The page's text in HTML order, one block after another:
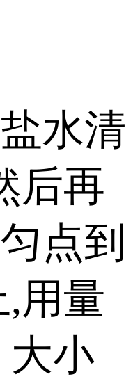
水清
后再
点到
,用量
大小